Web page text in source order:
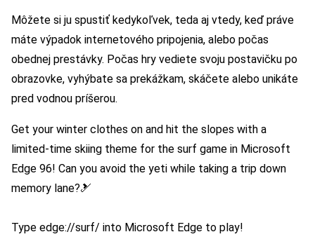
Môžete si ju spustiť kedykoľvek, teda aj vtedy, keď práve
máte výpadok internetového pripojenia, alebo počas
obednej prestávky. Počas hry vediete svoju postavičku po
obrazovke, vyhýbate sa prekážkam, skáčete alebo unikáte
pred vodnou príšerou.
Get your winter clothes on and hit the slopes with a
limited-time skiing theme for the surf game in Microsoft
Edge 96! Can you avoid the yeti while taking a trip down
memory lane?🎿
Type edge://surf/ into Microsoft Edge to play!